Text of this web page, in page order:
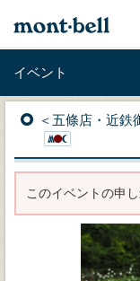
イベント
＜五條店・近鉄
このイベントの申